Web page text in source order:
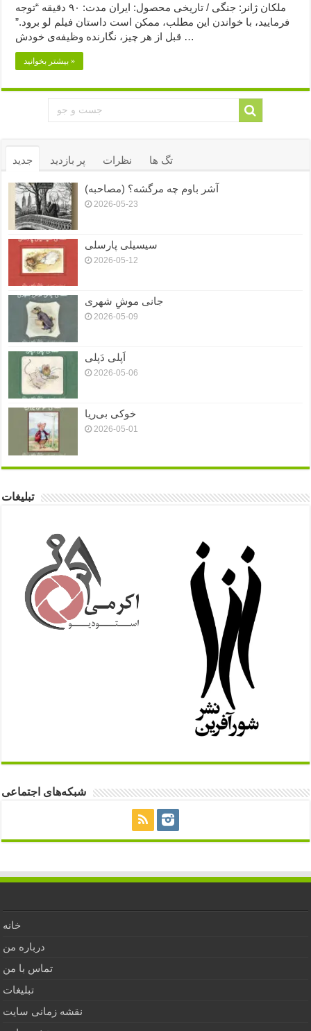
ملکان ژانر: جنگی / تاریخی محصول: ایران مدت: ۹۰ دقیقه “توجه
فرمایید،‌ با خواندن این مطلب، ممکن است داستان فیلم لو برود.”
قبل از هر چیز، نگارنده وظیفه‌ی خودش …
بیشتر بخوانید »
جدید پر بازدید نظرات تگ ها
آشر باوم چه مرگشه؟ (مصاحبه)
2026-05-23
سیسیلی پارسلی
2026-05-12
جانی موشِ شهری
2026-05-09
اَپلی دَپلی
2026-05-06
خوکی بی‌ریا
2026-05-01
تبلیغات
شبکه‌های اجتماعی
خانه
درباره من
تماس با من
تبلیغات
نقشه زمانی سایت